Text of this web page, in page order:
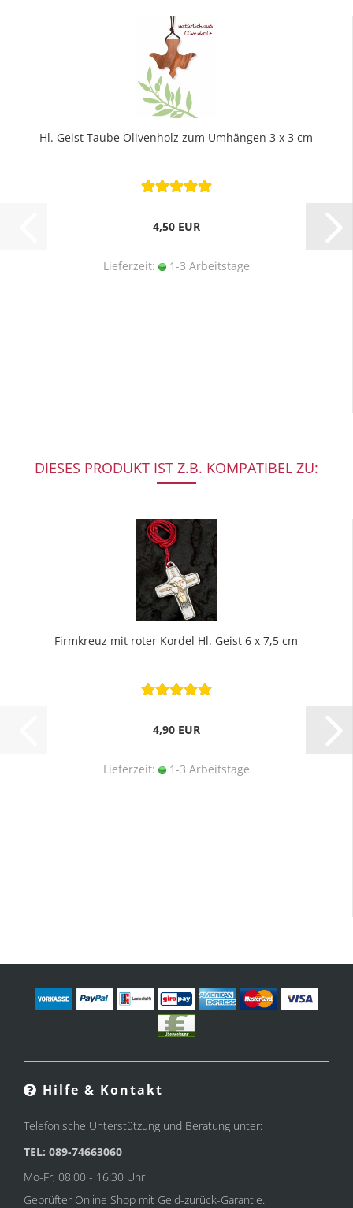
Hl. Geist Taube Olivenholz zum Umhängen 3 x 3 cm
4,50 EUR
Lieferzeit: 1-3 Arbeitstage
DIESES PRODUKT IST Z.B. KOMPATIBEL ZU:
Firmkreuz mit roter Kordel Hl. Geist 6 x 7,5 cm
4,90 EUR
Lieferzeit: 1-3 Arbeitstage
Hilfe & Kontakt
Telefonische Unterstützung und Beratung unter:
TEL: 089-74663060
Mo-Fr, 08:00 - 16:30 Uhr
Geprüfter Online Shop mit Geld-zurück-Garantie.